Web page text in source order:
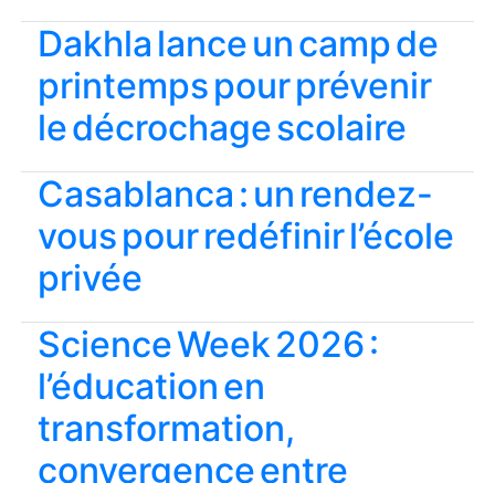
Dakhla lance un camp de
printemps pour prévenir
le décrochage scolaire
Casablanca : un rendez-
vous pour redéfinir l’école
privée
Science Week 2026 :
l’éducation en
transformation,
convergence entre